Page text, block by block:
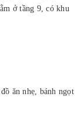
ở tầng 9, có khu
ăn nhẹ, bánh ngọt